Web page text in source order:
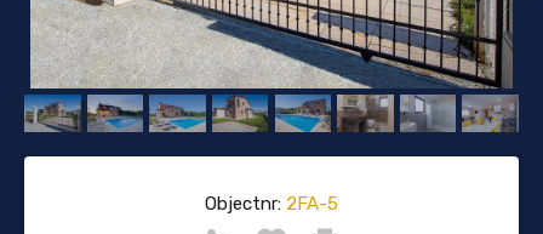
Objectnr: 2FA-5